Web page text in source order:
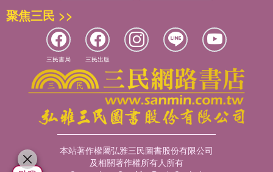
聚焦三民 >>
三民書局 三民出版
本站著作權屬弘雅三民圖書股份有限公司
及相關著作權所有人所有